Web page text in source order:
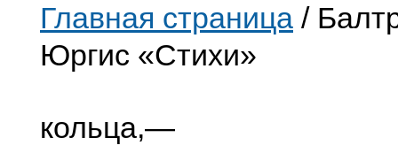
Главная страница /
Юргис «Стихи»
кольца,—